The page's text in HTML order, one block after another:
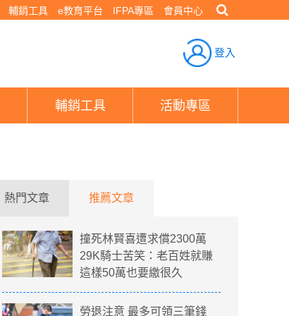
輔銷工具 e教育平台 IFPA專區 會員中心
登入
輔銷工具 活動專區
熱門文章 推薦文章
撞死林賢喜遭求償2300萬
29K騎士苦笑：老百姓就賺
這樣50萬也要繳很久
勞退注意 最多可領三筆錢